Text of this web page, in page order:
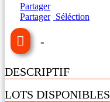
Partager
Partager Séléction
-
DESCRIPTIF
LOTS DISPONIBLES